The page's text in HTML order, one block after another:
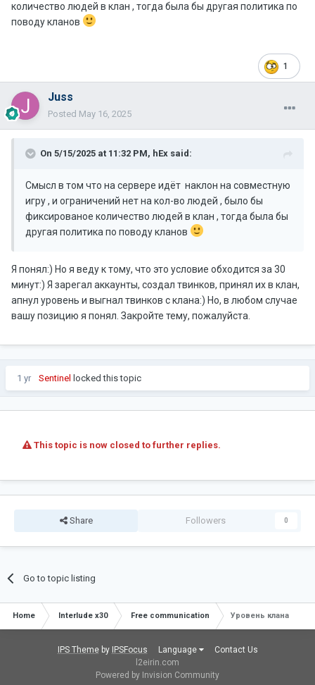
количество людей в клан , тогда была бы другая политика по
поводу кланов
1
Juss
Posted May 16, 2025
On 5/15/2025 at 11:32 PM, hEx said:
Смысл в том что на сервере идёт наклон на совместную
игру , и ограничений нет на кол-во людей , было бы
фиксированое количество людей в клан , тогда была бы
другая политика по поводу кланов
Я понял:) Но я веду к тому, что это условие обходится за 30
минут:) Я зарегал аккаунты, создал твинков, принял их в клан,
апнул уровень и выгнал твинков с клана:) Но, в любом случае
вашу позицию я понял. Закройте тему, пожалуйста.
1 yr Sentinel locked this topic
This topic is now closed to further replies.
Share Followers 0
Go to topic listing
Home Interlude x30 Free communication Уровень клана
IPS Themeby IPSFocus Language
Contact Us
l2eirin.com
Powered by Invision Community